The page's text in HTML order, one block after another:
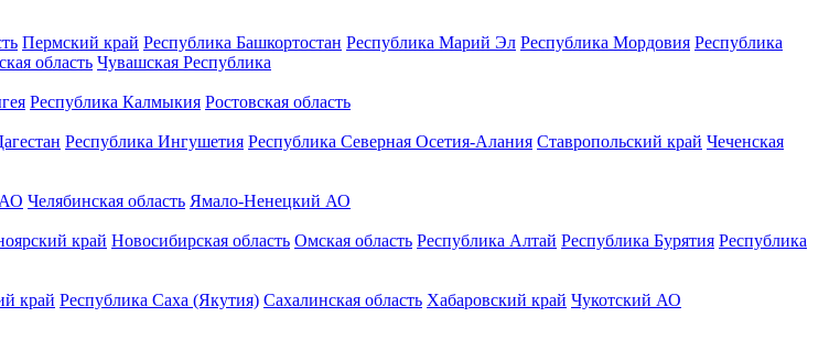
Пермский край Республика Башкортостан Республика Марий Эл Республика Мордовия Республика
область Чувашская Республика
Республика Калмыкия Ростовская область
Республика Ингушетия Республика Северная Осетия-Алания Ставропольский край Чеченская
Челябинская область Ямало-Ненецкий АО
край Новосибирская область Омская область Республика Алтай Республика Бурятия Республика
край Республика Саха (Якутия) Сахалинская область Хабаровский край Чукотский АО